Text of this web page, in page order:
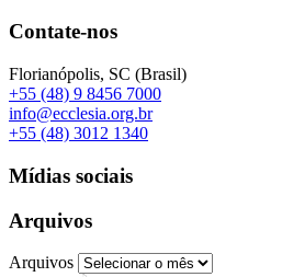
Contate-nos
Florianópolis, SC (Brasil)
+55 (48) 9 8456 7000
info@ecclesia.org.br
+55 (48) 3012 1340
Mídias sociais
Arquivos
Arquivos